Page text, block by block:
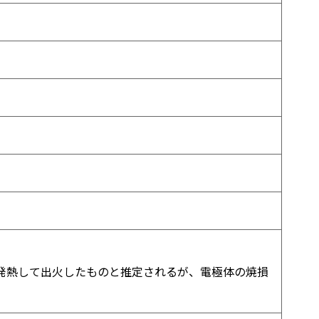
して出火したものと推定されるが、電極体の焼損